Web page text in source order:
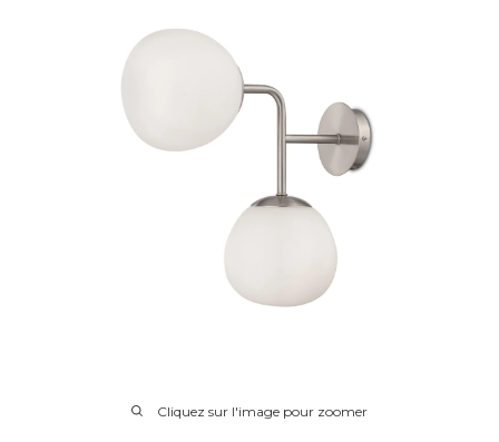
Cliquez sur l'image pour zoomer